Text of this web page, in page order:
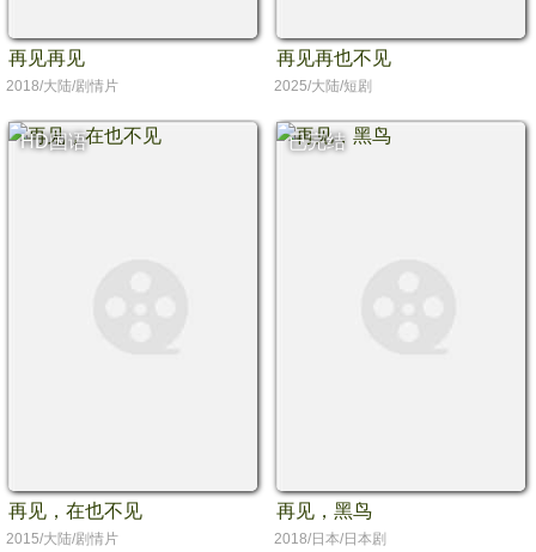
再见再见
2018/大陆/剧情片
再见再也不见
2025/大陆/短剧
HD国语
再见，在也不见
2015/大陆/剧情片
已完结
再见，黑鸟
2018/日本/日本剧